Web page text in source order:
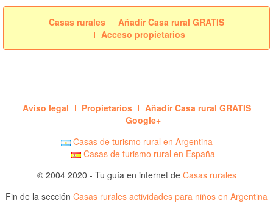
Casas rurales
Añadir Casa rural GRATIS
Acceso propietarios
Aviso legal Propietarios
Añadir Casa rural GRATIS
Google+
Casas de turismo rural en Argentina
Casas de turismo rural en España
© 2004 2020 - Tu guía en internet de Casas rurales
Fin de la sección Casas rurales actividades para niños en Argentina